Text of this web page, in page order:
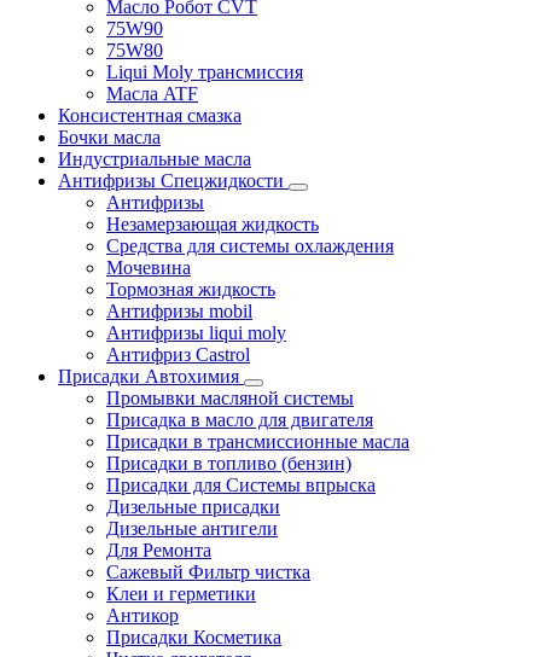
Масло Робот CVT
75W90
75W80
Liqui Moly трансмиссия
Масла ATF
Консистентная смазка
Бочки масла
Индустриальные масла
Антифризы Спецжидкости
Антифризы
Незамерзающая жидкость
Средства для системы охлаждения
Мочевина
Тормозная жидкость
Антифризы mobil
Антифризы liqui moly
Антифриз Castrol
Присадки Автохимия
Промывки масляной системы
Присадка в масло для двигателя
Присадки в трансмиссионные масла
Присадки в топливо (бензин)
Присадки для Системы впрыска
Дизельные присадки
Дизельные антигели
Для Ремонта
Сажевый Фильтр чистка
Клеи и герметики
Антикор
Присадки Косметика